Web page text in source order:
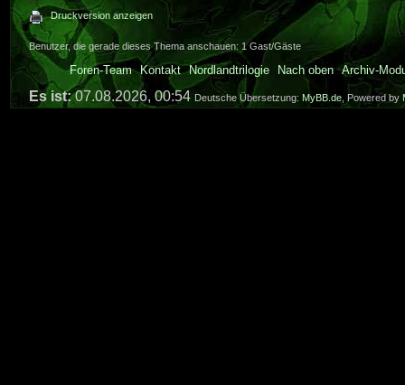
Druckversion anzeigen
Benutzer, die gerade dieses Thema anschauen: 1 Gast/Gäste
Foren-Team Kontakt Nordlandtrilogie Nach oben Archiv-
Es ist:07.08.2026, 00:54 Deutsche Übersetzung: MyBB.de , Powered by